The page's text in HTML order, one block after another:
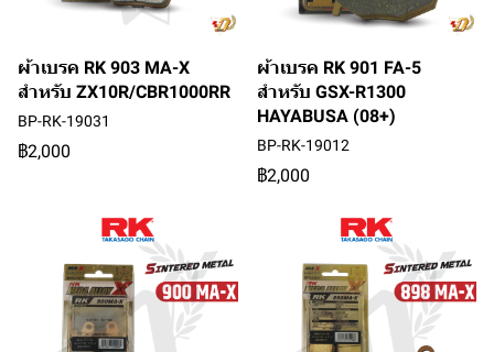
ผ้าเบรค RK 903 MA-X
สำหรับ ZX10R/CBR1000RR
BP-RK-19031
฿2,000
ผ้าเบรค RK 901 FA-5
สำหรับ GSX-R1300
HAYABUSA (08+)
BP-RK-19012
฿2,000